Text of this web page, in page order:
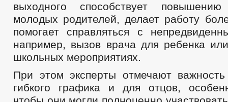
выходного способствует повышению
молодых родителей, делает работу
помогает справляться с
например, вызов врача для ребенка
школьных мероприятиях.
При этом эксперты отмечают важность
гибкого графика и для отцов,